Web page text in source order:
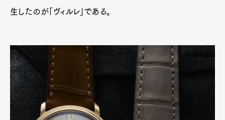
生したのが「ヴィルレ」である。